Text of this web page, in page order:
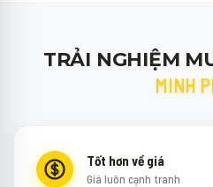
TRẢI NGHIỆM
MINH
Tốt hơn về giá
Giá luôn cạnh tranh